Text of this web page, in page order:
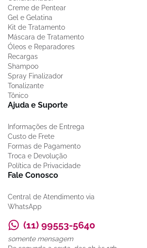
Creme de Pentear
Gel e Gelatina
Kit de Tratamento
Máscara de Tratamento
Óleos e Reparadores
Recargas
Shampoo
Spray Finalizador
Tonalizante
Tônico
Ajuda e Suporte
Informações de Entrega
Custo de Frete
Formas de Pagamento
Troca e Devolução
Política de Privacidade
Fale Conosco
Central de Atendimento via
WhatsApp
(11) 99553-5640
somente mensagem